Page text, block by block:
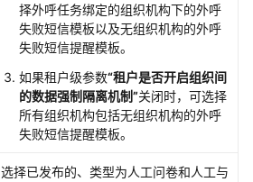
择外呼任务绑定的组织机构下的外呼
失败短信模板以及无组织机构的外呼
失败短信提醒模板。
如果租户级参数“租户是否开启组织间
的数据强制隔离机制”关闭时，可选择
所有组织机构包括无组织机构的外呼
失败短信提醒模板。
选择已发布的、类型为人工问卷和人工与